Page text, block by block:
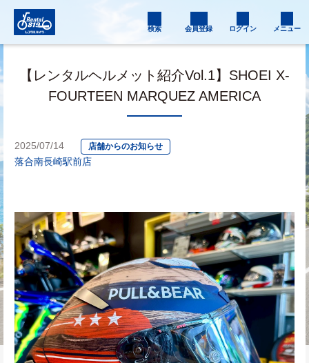
検索 会員登録 ログイン メニュー
【レンタルヘルメット紹介Vol.1】SHOEI X-
FOURTEEN MARQUEZ AMERICA
2025/07/14 店舗からのお知らせ
落合南長崎駅前店